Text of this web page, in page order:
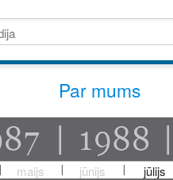
Par mums
maijs jūnijs jūlijs